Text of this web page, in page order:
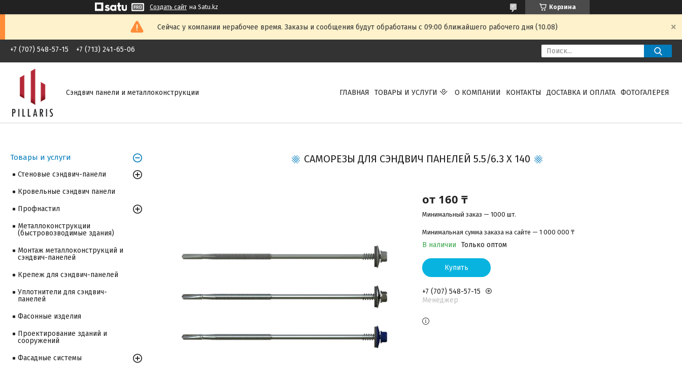
Создать сайт на Satu.kz Корзина
Сейчас у компании нерабочее время. Заказы и сообщения будут обработаны с 09:00 ближайшего рабочего дня (10.08)
+7 (707) 548-57-15 +7 (713) 241-65-06
Сэндвич панели и металлоконструкции ГЛАВНАЯ ТОВАРЫ И УСЛУГИ О КОМПАНИИ КОНТАКТЫ ДОСТАВКА И ОПЛАТА ФОТОГАЛЕРЕЯ
САМОРЕЗЫ ДЛЯ СЭНДВИЧ ПАНЕЛЕЙ 5.5/6.3 X 140
от 160 ₸
Минимальный заказ — 1000 шт.
Минимальная сумма заказа на сайте — 1 000 000 ₸
В наличии Только оптом
Купить
+7 (707) 548-57-15
Менеджер
Товары и услуги
Стеновые сэндвич-панели
Кровельные сэндвич панели
Профнастил
Металлоконструкции
(быстровозводимые здания)
Монтаж металлоконструкций и
сэндвич-панелей
Крепеж для сэндвич-панелей
Уплотнители для сэндвич-
панелей
Фасонные изделия
Проектирование зданий и
сооружений
Фасадные системы